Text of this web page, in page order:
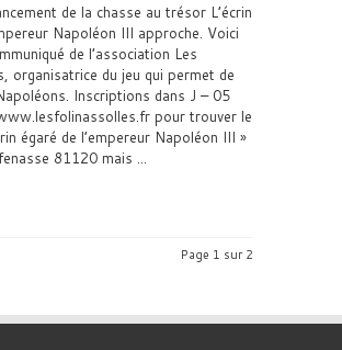
de la chasse au trésor L’écrin
Napoléon III approche. Voici
de l’association Les
organisatrice du jeu qui permet de
Inscriptions dans J – 05
pour trouver le
égaré de l’empereur Napoléon III »
81120 mais ...
Page 1 sur 2